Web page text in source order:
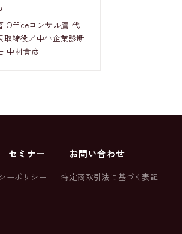
Officeコンサル鷹 代
取締役／中小企業診断
中村貴彦
セミナー お問い合わせ
ーポリシー 特定商取引法に基づく表記